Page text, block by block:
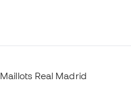
Maillots Real Madrid